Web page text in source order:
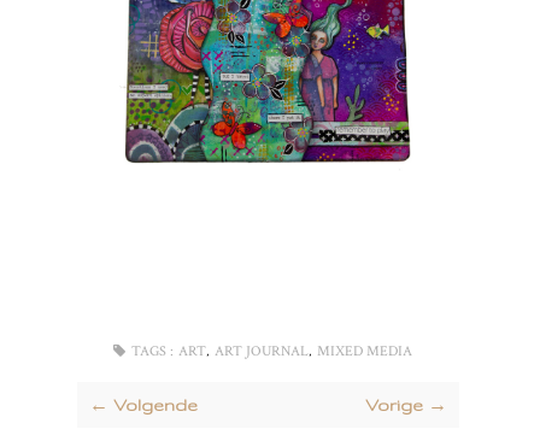
TAGS : ART, ART JOURNAL, MIXED MEDIA
← Volgende Vorige →